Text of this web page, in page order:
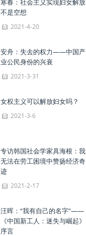
寒春：社会主义实现妇女解放
不是空想
2021-4-20
安舟：失去的权力——中国产
业公民身份的兴衰
2021-3-31
女权主义可以解放妇女吗？
2021-3-6
专访韩国社会学家具海根：我
无法在劳工困境中赞扬经济奇
迹
2021-2-17
汪晖：“我有自己的名字”——
《中国新工人：迷失与崛起》
序言